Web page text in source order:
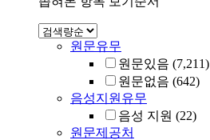
원문유무
원문있음 (7,211)
원문없음 (642)
음성지원유무
음성 지원 (22)
원문제공처